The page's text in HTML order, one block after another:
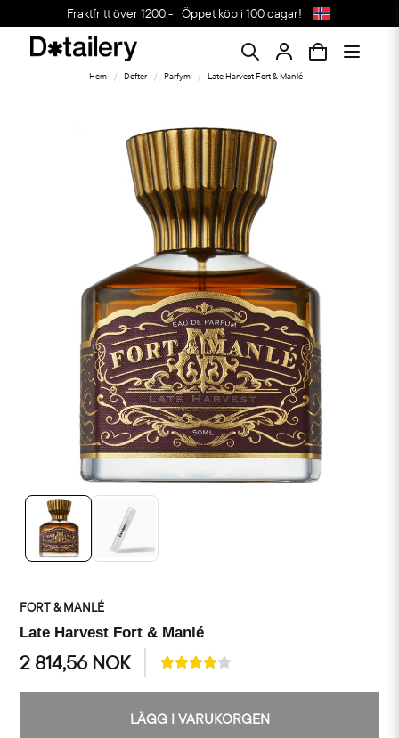
Fraktfritt över 1200:- Öppet köp i 100 dagar!
Hem Dofter Parfym Late Harvest Fort & Manlé
FORT & MANLÉ
Late Harvest Fort & Manlé
2 814,56 NOK
LÄGG I VARUKORGEN